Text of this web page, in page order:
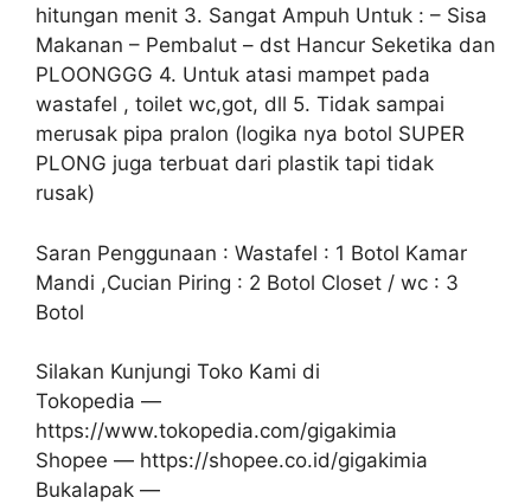
hitungan menit 3. Sangat Ampuh Untuk : – Sisa
Makanan – Pembalut – dst Hancur Seketika dan
PLOONGGG 4. Untuk atasi mampet pada
wastafel , toilet wc,got, dll 5. Tidak sampai
merusak pipa pralon (logika nya botol SUPER
PLONG juga terbuat dari plastik tapi tidak
rusak)
Saran Penggunaan : Wastafel : 1 Botol Kamar
Mandi ,Cucian Piring : 2 Botol Closet / wc : 3
Botol
Silakan Kunjungi Toko Kami di
Tokopedia —
https://www.tokopedia.com/gigakimia
Shopee — https://shopee.co.id/gigakimia
Bukalapak —